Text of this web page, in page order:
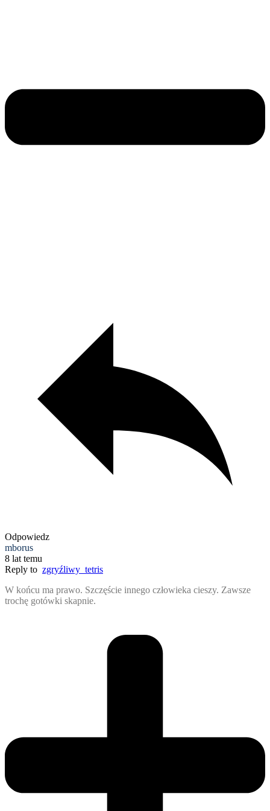
Odpowiedz
mborus
8 lat temu
Reply to zgryźliwy_tetris
W końcu ma prawo. Szczęście innego człowieka cieszy. Zawsze
trochę gotówki skapnie.